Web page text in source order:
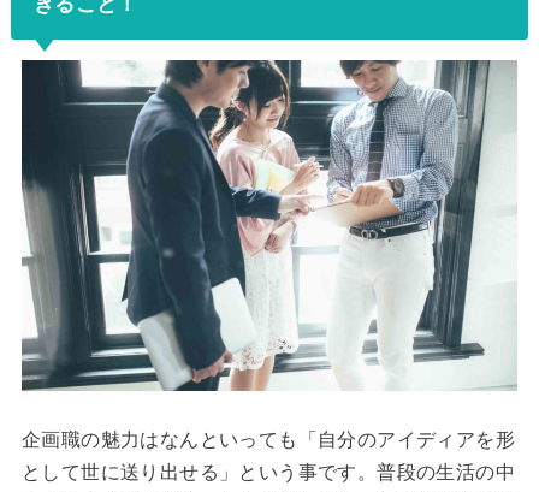
企画職の魅力はなんといっても「自分のアイディアを形
として世に送り出せる」という事です。普段の生活の中